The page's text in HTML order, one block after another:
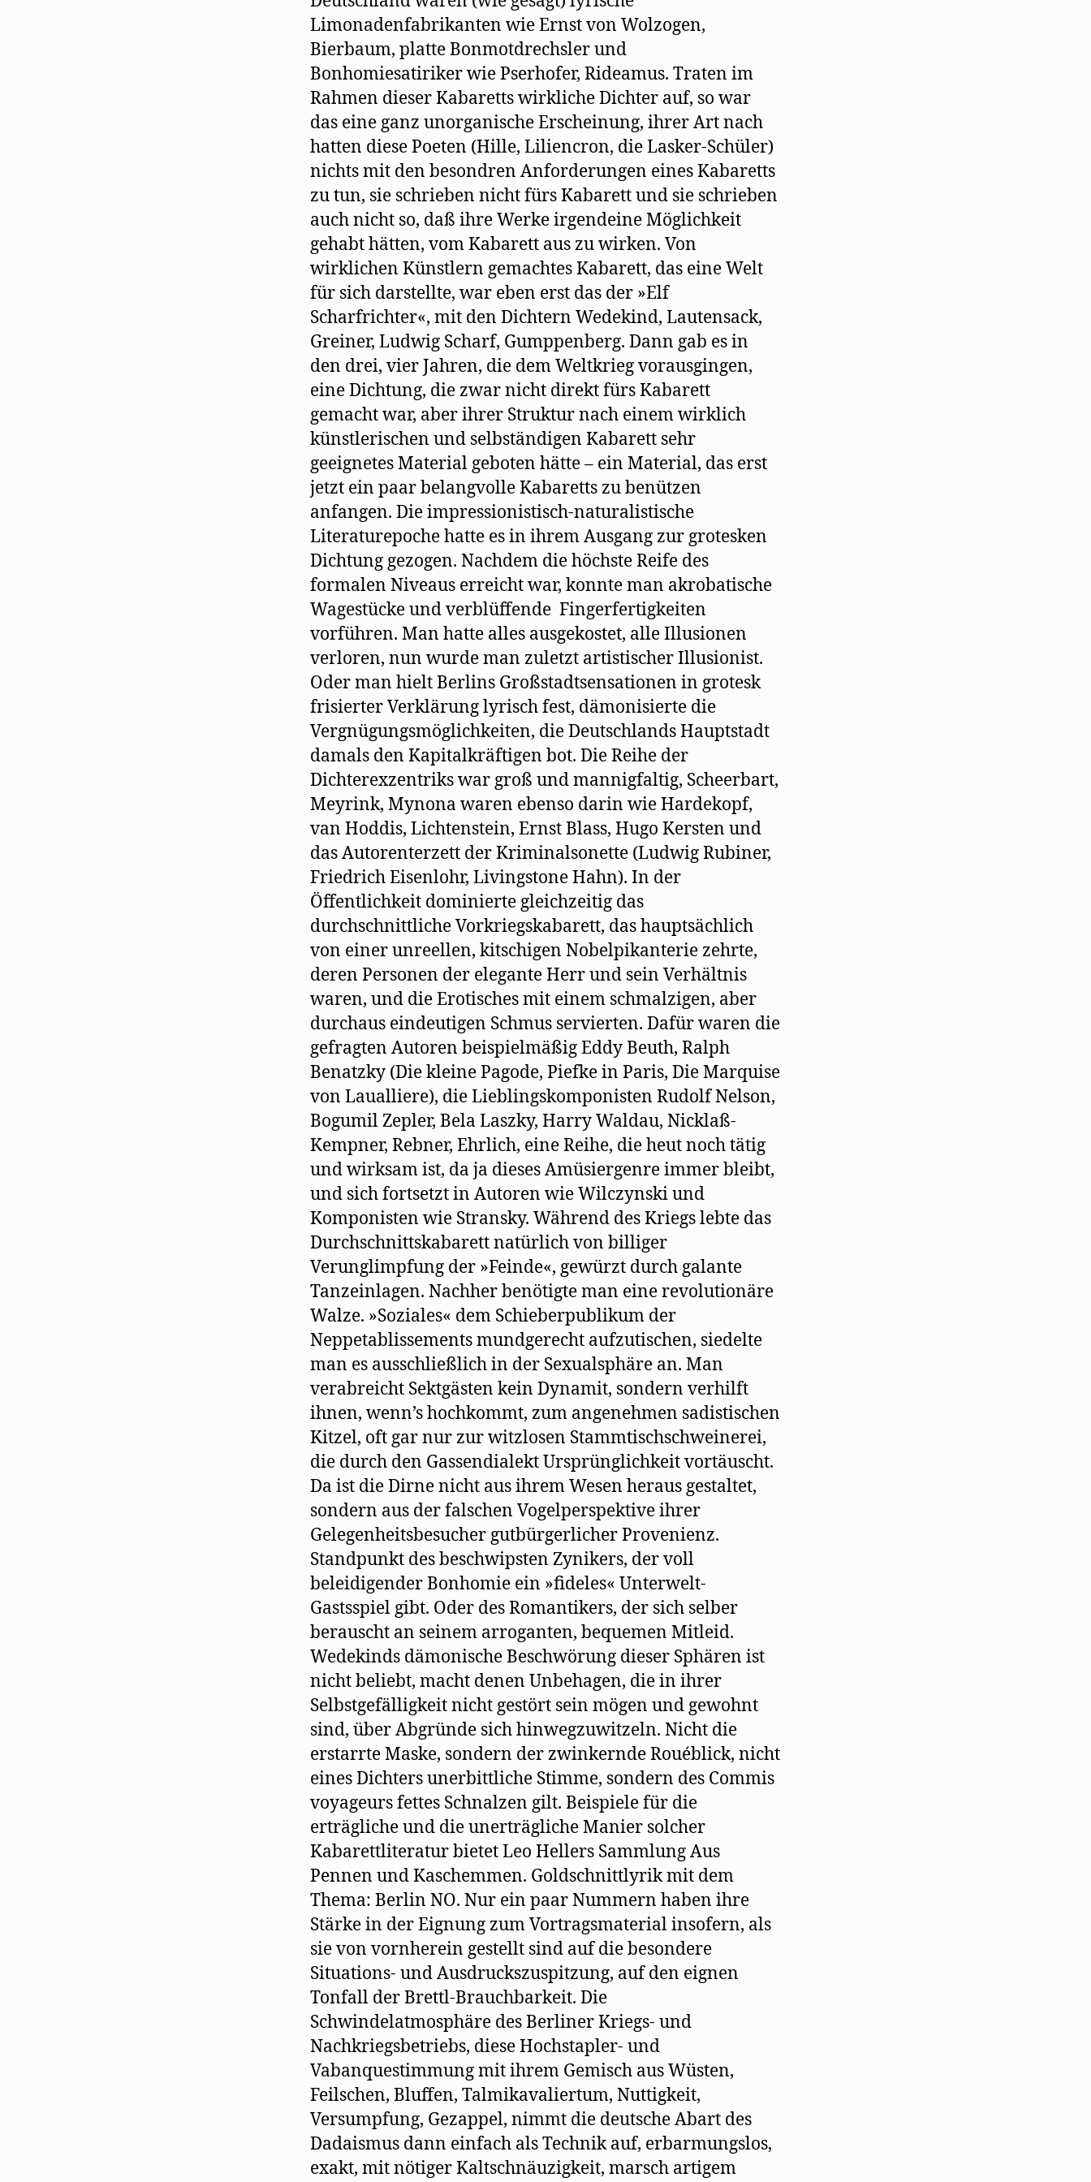
Limonadenfabrikanten wie Ernst von Wolzogen,
Bierbaum, platte Bonmotdrechsler und
Bonhomiesatiriker wie Pserhofer, Rideamus. Traten im
Rahmen dieser Kabaretts wirkliche Dichter auf, so war
das eine ganz unorganische Erscheinung, ihrer Art nach
hatten diese Poeten (Hille, Liliencron, die Lasker-Schüler)
nichts mit den besondren Anforderungen eines Kabaretts
zu tun, sie schrieben nicht fürs Kabarett und sie schrieben
auch nicht so, daß ihre Werke irgendeine Möglichkeit
gehabt hätten, vom Kabarett aus zu wirken. Von
wirklichen Künstlern gemachtes Kabarett, das eine Welt
für sich darstellte, war eben erst das der »Elf
Scharfrichter«, mit den Dichtern Wedekind, Lautensack,
Greiner, Ludwig Scharf, Gumppenberg. Dann gab es in
den drei, vier Jahren, die dem Weltkrieg vorausgingen,
eine Dichtung, die zwar nicht direkt fürs Kabarett
gemacht war, aber ihrer Struktur nach einem wirklich
künstlerischen und selbständigen Kabarett sehr
geeignetes Material geboten hätte – ein Material, das erst
jetzt ein paar belangvolle Kabaretts zu benützen
anfangen. Die impressionistisch-naturalistische
Literaturepoche hatte es in ihrem Ausgang zur grotesken
Dichtung gezogen. Nachdem die höchste Reife des
formalen Niveaus erreicht war, konnte man akrobatische
Wagestücke und verblüffende Fingerfertigkeiten
vorführen. Man hatte alles ausgekostet, alle Illusionen
verloren, nun wurde man zuletzt artistischer Illusionist.
Oder man hielt Berlins Großstadtsensationen in grotesk
frisierter Verklärung lyrisch fest, dämonisierte die
Vergnügungsmöglichkeiten, die Deutschlands Hauptstadt
damals den Kapitalkräftigen bot. Die Reihe der
Dichterexzentriks war groß und mannigfaltig, Scheerbart,
Meyrink, Mynona waren ebenso darin wie Hardekopf,
van Hoddis, Lichtenstein, Ernst Blass, Hugo Kersten und
das Autorenterzett der Kriminalsonette (Ludwig Rubiner,
Friedrich Eisenlohr, Livingstone Hahn). In der
Öffentlichkeit dominierte gleichzeitig das
durchschnittliche Vorkriegskabarett, das hauptsächlich
von einer unreellen, kitschigen Nobelpikanterie zehrte,
deren Personen der elegante Herr und sein Verhältnis
waren, und die Erotisches mit einem schmalzigen, aber
durchaus eindeutigen Schmus servierten. Dafür waren die
gefragten Autoren beispielmäßig Eddy Beuth, Ralph
Benatzky (Die kleine Pagode, Piefke in Paris, Die Marquise
von Laualliere), die Lieblingskomponisten Rudolf Nelson,
Bogumil Zepler, Bela Laszky, Harry Waldau, Nicklaß-
Kempner, Rebner, Ehrlich, eine Reihe, die heut noch tätig
und wirksam ist, da ja dieses Amüsiergenre immer bleibt,
und sich fortsetzt in Autoren wie Wilczynski und
Komponisten wie Stransky. Während des Kriegs lebte das
Durchschnittskabarett natürlich von billiger
Verunglimpfung der »Feinde«, gewürzt durch galante
Tanzeinlagen. Nachher benötigte man eine revolutionäre
Walze. »Soziales« dem Schieberpublikum der
Neppetablissements mundgerecht aufzutischen, siedelte
man es ausschließlich in der Sexualsphäre an. Man
verabreicht Sektgästen kein Dynamit, sondern verhilft
ihnen, wenn’s hochkommt, zum angenehmen sadistischen
Kitzel, oft gar nur zur witzlosen Stammtischschweinerei,
die durch den Gassendialekt Ursprünglichkeit vortäuscht.
Da ist die Dirne nicht aus ihrem Wesen heraus gestaltet,
sondern aus der falschen Vogelperspektive ihrer
Gelegenheitsbesucher gutbürgerlicher Provenienz.
Standpunkt des beschwipsten Zynikers, der voll
beleidigender Bonhomie ein »fideles« Unterwelt-
Gastsspiel gibt. Oder des Romantikers, der sich selber
berauscht an seinem arroganten, bequemen Mitleid.
Wedekinds dämonische Beschwörung dieser Sphären ist
nicht beliebt, macht denen Unbehagen, die in ihrer
Selbstgefälligkeit nicht gestört sein mögen und gewohnt
sind, über Abgründe sich hinwegzuwitzeln. Nicht die
erstarrte Maske, sondern der zwinkernde Rouéblick, nicht
eines Dichters unerbittliche Stimme, sondern des Commis
voyageurs fettes Schnalzen gilt. Beispiele für die
erträgliche und die unerträgliche Manier solcher
Kabarettliteratur bietet Leo Hellers Sammlung Aus
Pennen und Kaschemmen. Goldschnittlyrik mit dem
Thema: Berlin NO. Nur ein paar Nummern haben ihre
Stärke in der Eignung zum Vortragsmaterial insofern, als
sie von vornherein gestellt sind auf die besondere
Situations- und Ausdruckszuspitzung, auf den eignen
Tonfall der Brettl-Brauchbarkeit. Die
Schwindelatmosphäre des Berliner Kriegs- und
Nachkriegsbetriebs, diese Hochstapler- und
Vabanquestimmung mit ihrem Gemisch aus Wüsten,
Feilschen, Bluffen, Talmikavaliertum, Nuttigkeit,
Versumpfung, Gezappel, nimmt die deutsche Abart des
Dadaismus dann einfach als Technik auf, erbarmungslos,
exakt, mit nötiger Kaltschnäuzigkeit, marsch artigem